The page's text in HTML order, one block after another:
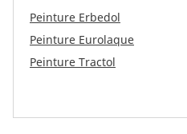
Peinture Erbedol
Peinture Eurolaque
Peinture Tractol